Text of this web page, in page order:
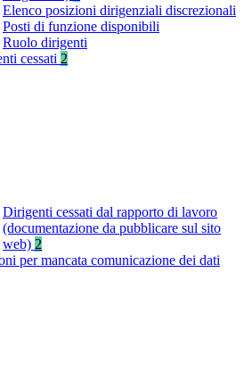
Elenco posizioni dirigenziali discrezionali
Posti di funzione disponibili
Ruolo dirigenti
cessati 2
Dirigenti cessati dal rapporto di lavoro
(documentazione da pubblicare sul sito
web) 2
per mancata comunicazione dei dati